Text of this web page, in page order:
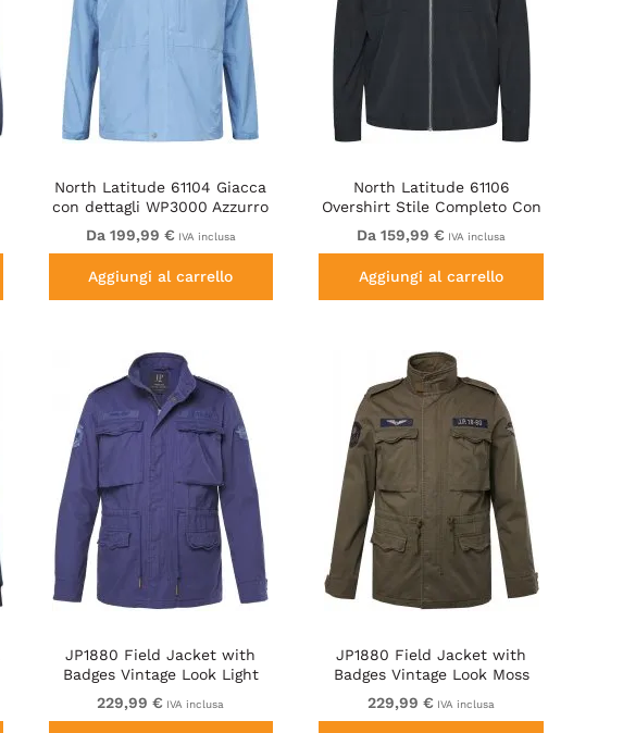
North Latitude 61104 Giacca
con dettagli WP3000 Azzurro
chiaro
Da 199,99 € IVA inclusa
Aggiungi al carrello
North Latitude 61106
Overshirt Stile Completo Con
Zip Intera Nero
Da 159,99 € IVA inclusa
Aggiungi al carrello
JP1880 Field Jacket with
Badges Vintage Look Light
Azure Blue
229,99 € IVA inclusa
JP1880 Field Jacket with
Badges Vintage Look Moss
Green
229,99 € IVA inclusa